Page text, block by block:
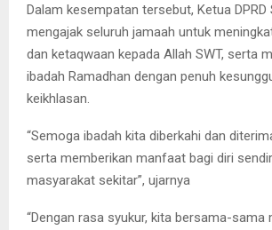
Dalam kesempatan tersebut, Ketua
mengajak seluruh jamaah untuk
dan ketaqwaan kepada Allah SWT, serta
ibadah Ramadhan dengan penuh
keikhlasan.
“Semoga ibadah kita diberkahi dan
serta memberikan manfaat bagi diri
masyarakat sekitar”, ujarnya
“Dengan rasa syukur, kita bersama-sama